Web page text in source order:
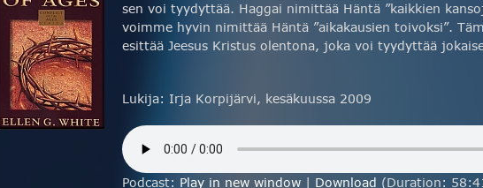
sen voi tyydyttää. Haggai nimittää Häntä ”kaikkien
voimme hyvin nimittää Häntä ”aikakausien toivoksi”.
esittää Jeesus Kristus olentona, joka voi tyydyttää
Lukija: Irja Korpijärvi, kesäkuussa 2009
Podcast: Play in new window | Download (Duration: